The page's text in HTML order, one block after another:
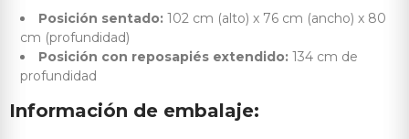
Posición sentado: 102 cm (alto) x 76 cm (ancho) x 80
cm (profundidad)
Posición con reposapiés extendido: 134 cm de
profundidad
Información de embalaje: